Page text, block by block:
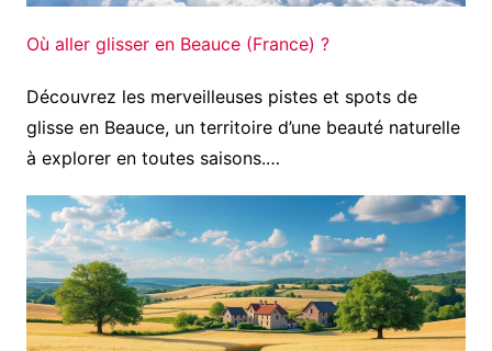
Où aller glisser en Beauce (France) ?
Découvrez les merveilleuses pistes et spots de
glisse en Beauce, un territoire d’une beauté naturelle
à explorer en toutes saisons.…